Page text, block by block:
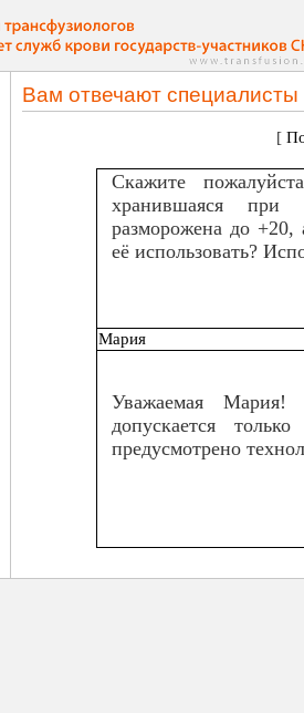
Вам отвечают специалисты
[
Скажите
хранившаяся при
разморожена до
её использовать?
Мария
Уважаемая Мария!
допускается
предусмотрено